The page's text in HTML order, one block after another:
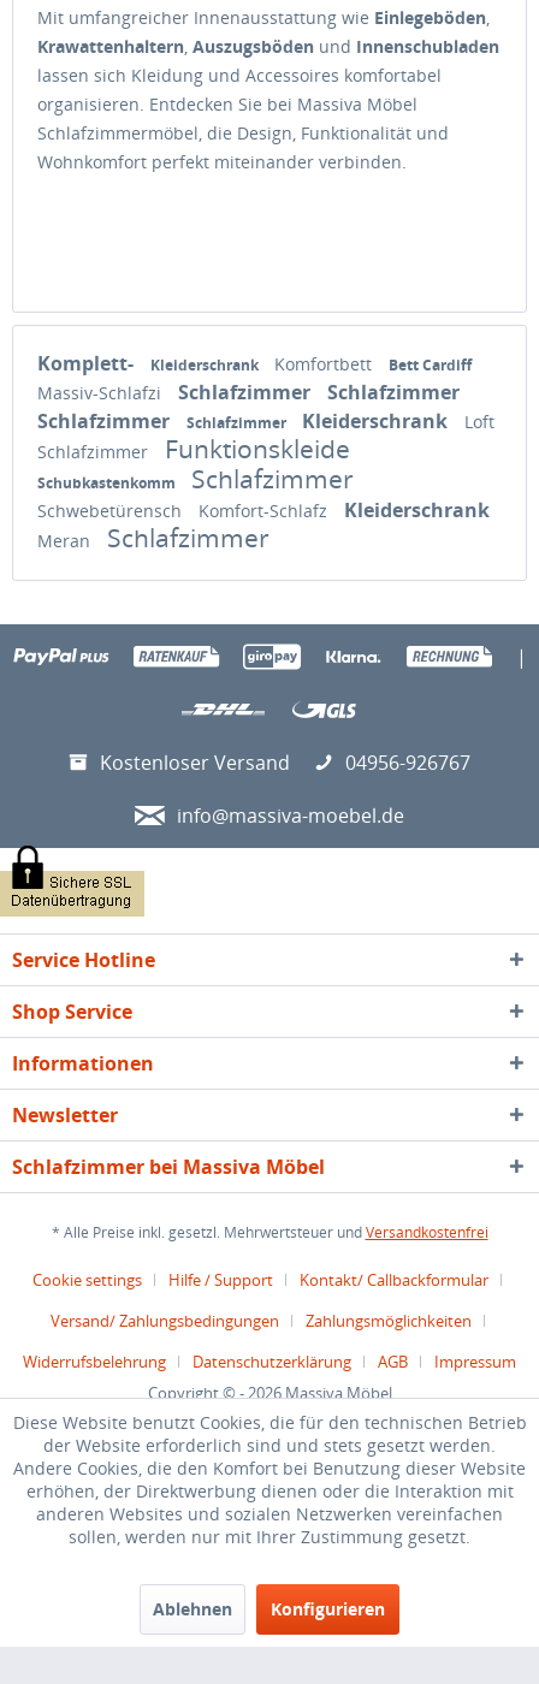
Mit umfangreicher Innenausstattung wie Einlegeböden
Krawattenhaltern Auszugsböden und Innenschubladen
lassen sich Kleidung und Accessoires komfortabel
organisieren. Entdecken Sie bei Massiva Möbel
Schlafzimmermöbel, die Design, Funktionalität und
Wohnkomfort perfekt miteinander verbinden.
Komplett- Kleiderschrank Komfortbett Bett Cardiff
Massiv-Schlafzi Schlafzimmer
Schlafzimmer
Schlafzimmer
Schlafzimmer Kleiderschrank
Loft
Schlafzimmer
Funktionskleide
Schubkastenkomm Schlafzimmer
Schwebetürensch Komfort-Schlafz Kleiderschrank
Meran Schlafzimmer
|
Kostenloser Versand
04956-926767
info@massiva-moebel.de
Service Hotline
Shop Service
Informationen
Newsletter
Schlafzimmer bei Massiva Möbel
* Alle Preise inkl. gesetzl. Mehrwertsteuer undVersandkostenfrei
Cookie settings Hilfe / Support
Kontakt/ Callbackformular
Versand/ Zahlungsbedingungen
Zahlungsmöglichkeiten
Widerrufsbelehrung
Datenschutzerklärung AGB
Impressum
Copyright © - 2026 Massiva Möbel
Diese Website benutzt Cookies, die für den technischen Betrieb
der Website erforderlich sind und stets gesetzt werden.
Andere Cookies, die den Komfort bei Benutzung dieser Website
erhöhen, der Direktwerbung dienen oder die Interaktion mit
anderen Websites und sozialen Netzwerken vereinfachen
sollen, werden nur mit Ihrer Zustimmung gesetzt.
Ablehnen Konfigurieren
Diese Website benutzt Cookies, die für den technischen Betrieb
der Website erforderlich sind und stets gesetzt werden.
Andere Cookies, die den Komfort bei Benutzung dieser Website
erhöhen, der Direktwerbung dienen oder die Interaktion mit
anderen Websites und sozialen Netzwerken vereinfachen
sollen, werden nur mit Ihrer Zustimmung gesetzt.
Ablehnen Konfigurieren